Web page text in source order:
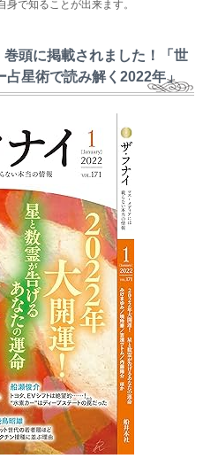
で知ることが出来ます。
頭に掲載されました！「世
星術で読み解く2022年」